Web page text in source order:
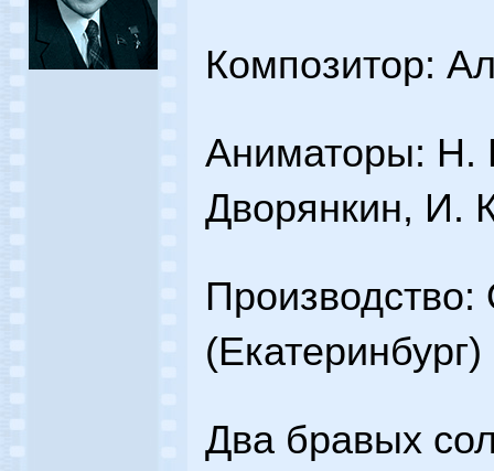
Композитор:
Аниматоры: Н.
Дворянкин, И.
(Екатеринбург)
Два бравых